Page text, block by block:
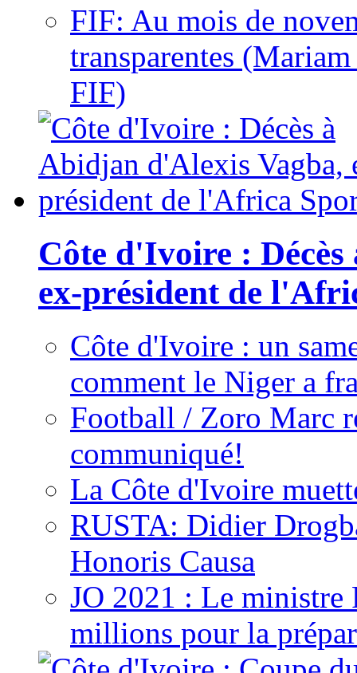
FIF: Au mois de
transparentes
FIF)
Côte d'Ivoire :
ex-président de
Côte d'Ivoire : un
comment le Niger a
Football / Zoro Marc
communiqué!
La Côte d'Ivoire
RUSTA: Didier
Honoris Causa
JO 2021 : Le ministre
millions pour la